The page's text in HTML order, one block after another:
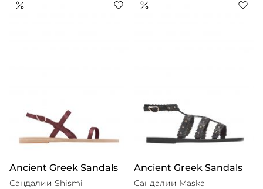
Ancient Greek Sandals
Сандалии Shismi
Ancient Greek Sandals
Сандалии Maska